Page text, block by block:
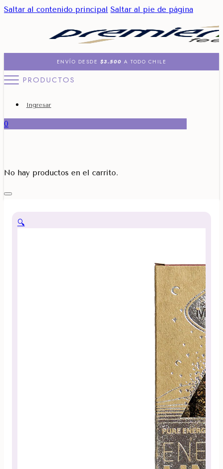
Saltar al contenido principal Saltar al pie de página
ENVÍO DESDE $3.500 A TODO CHILE
PRODUCTOS
Ingresar
0
No hay productos en el carrito.
🔍